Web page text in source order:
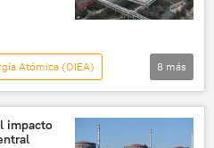
Atómica (OIEA)
Zaporozhie
🌍 Europa
8 más
impacto